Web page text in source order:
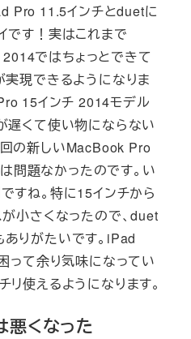
Pro 11.5インチとduetに
です！実はこれまで
ではちょっとできて
実現できるようになりま
15インチ 2014モデル
遅くて使い物にならない
の新しいMacBook Pro
問題なかったのです。い
すね。特に15インチから
小さくなったので、duet
りがたいです。iPad
って余り気味になってい
リ使えるようになります。
悪くなった